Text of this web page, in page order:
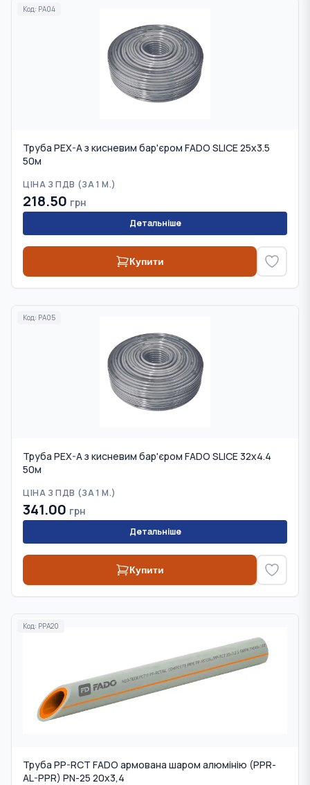
Код: PA04
Труба PEX-A з кисневим бар'єром FADO SLICE 25x3.5
50м
ЦІНА З ПДВ (ЗА 1 М.)
218.50 грн
Детальніше
Купити
Код: PA05
Труба PEX-A з кисневим бар'єром FADO SLICE 32x4.4
50м
ЦІНА З ПДВ (ЗА 1 М.)
341.00 грн
Детальніше
Купити
Код: PPA20
Труба PP-RCT FADO армована шаром алюмінію (PPR-
AL-PPR) PN-25 20х3,4